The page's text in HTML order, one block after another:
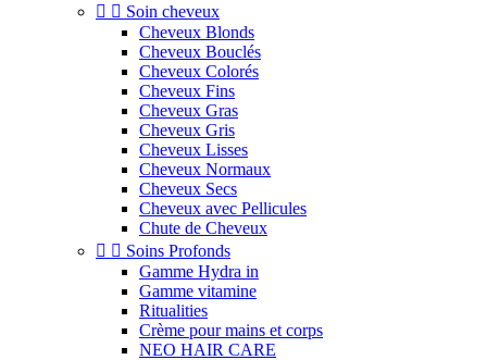
  Soin cheveux
Cheveux Blonds
Cheveux Bouclés
Cheveux Colorés
Cheveux Fins
Cheveux Gras
Cheveux Gris
Cheveux Lisses
Cheveux Normaux
Cheveux Secs
Cheveux avec Pellicules
Chute de Cheveux
  Soins Profonds
Gamme Hydra in
Gamme vitamine
Ritualities
Crème pour mains et corps
NEO HAIR CARE